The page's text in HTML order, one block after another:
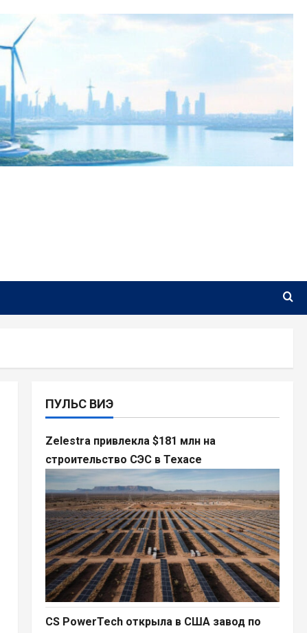
ПУЛЬС ВИЭ
Zelestra привлекла $181 млн на
строительство СЭС в Техасе
CS PowerTech открыла в США завод по